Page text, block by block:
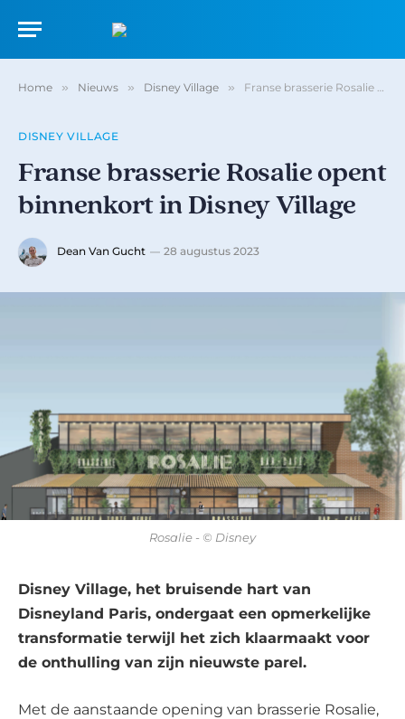
Home » Nieuws » Disney Village » Franse brasserie Rosalie opent binnenkort in Disney Village
DISNEY VILLAGE
Franse brasserie Rosalie opent
binnenkort in Disney Village
Dean Van Gucht 28 augustus 2023
Rosalie - © Disney
Disney Village, het bruisende hart van
Disneyland Paris, ondergaat een opmerkelijke
transformatie terwijl het zich klaarmaakt voor
de onthulling van zijn nieuwste parel.
Met de aanstaande opening van brasserie Rosalie,